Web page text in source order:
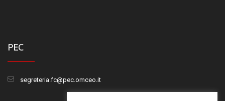
PEC
segreteria.fc@pec.omceo.it